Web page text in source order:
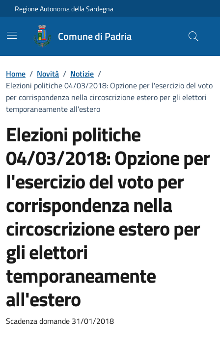
Vai ai contenuti
Vai al Footer
Regione Autonoma della Sardegna
Comune di Padria
Home / Novità / Notizie /
Elezioni politiche 04/03/2018: Opzione per l'esercizio del voto
per corrispondenza nella circoscrizione estero per gli elettori
temporaneamente all'estero
Elezioni politiche
04/03/2018: Opzione per
l'esercizio del voto per
corrispondenza nella
circoscrizione estero per
gli elettori
temporaneamente
all'estero
Dettagli della notizia
Scadenza domande 31/01/2018